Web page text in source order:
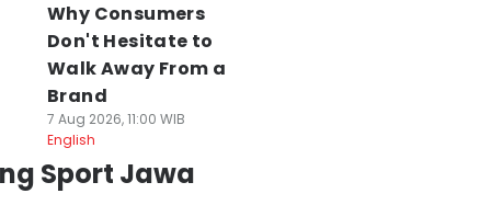
Why Consumers
Don't Hesitate to
Walk Away From a
Brand
7 Aug 2026, 11:00 WIB
English
Sport Jawa